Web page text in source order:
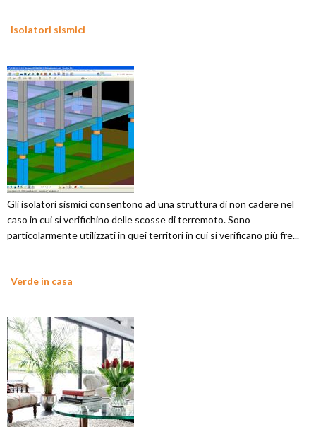
Isolatori sismici
Gli isolatori sismici consentono ad una struttura di non cadere nel
caso in cui si verifichino delle scosse di terremoto. Sono
particolarmente utilizzati in quei territori in cui si verificano più fre...
Verde in casa